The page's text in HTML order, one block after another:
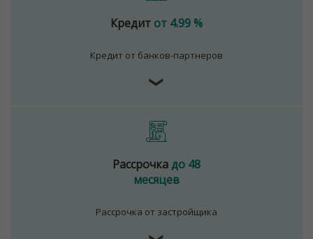
Кредит от 4.99 %
Кредит от банков-партнеров
❯
Рассрочкадо 48
месяцев
Рассрочка от застройщика